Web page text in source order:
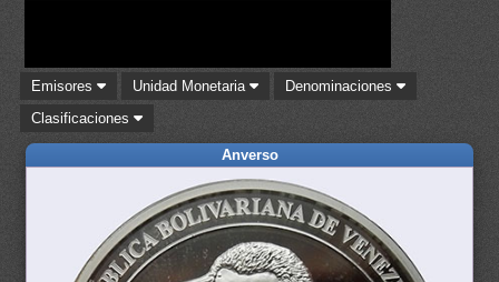
Emisores Unidad Monetaria
Denominaciones
Clasificaciones
Anverso